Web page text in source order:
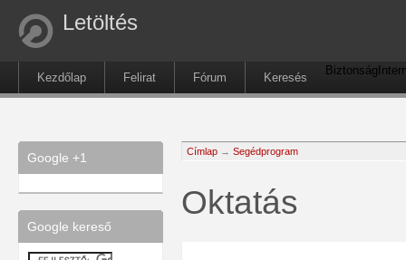
Letöltés
Kezdőlap Felirat Fórum Keresés
Biztonság
Google +1
Google kereső
Címlap → Segédprogram
Oktatás